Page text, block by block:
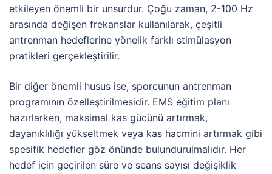
etkileyen önemli bir unsurdur. Çoğu zaman, 2-100 Hz
arasında değişen frekanslar kullanılarak, çeşitli
antrenman hedeflerine yönelik farklı stimülasyon
pratikleri gerçekleştirilir.
Bir diğer önemli husus ise, sporcunun antrenman
programının özelleştirilmesidir. EMS eğitim planı
hazırlarken, maksimal kas gücünü artırmak,
dayanıklılığı yükseltmek veya kas hacmini artırmak gibi
spesifik hedefler göz önünde bulundurulmalıdır. Her
hedef için geçirilen süre ve seans sayısı değişiklik